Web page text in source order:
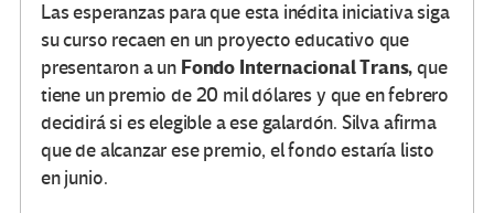
Las esperanzas para que esta inédita iniciativa siga
su curso recaen en un proyecto educativo que
presentaron a un Fondo Internacional Trans,que
tiene un premio de 20 mil dólares y que en febrero
decidirá si es elegible a ese galardón. Silva afirma
que de alcanzar ese premio, el fondo estaría listo
en junio.